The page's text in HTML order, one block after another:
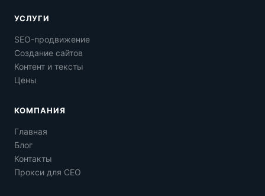
УСЛУГИ
SEO-продвижение
Создание сайтов
Контент и тексты
Цены
КОМПАНИЯ
Главная
Блог
Контакты
Прокси для СЕО